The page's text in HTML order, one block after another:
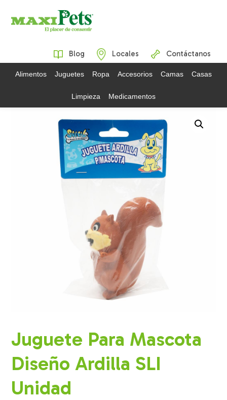
Blog Locales Contáctanos
Alimentos Juguetes Ropa Accesorios Camas Casas
Limpieza Medicamentos
Juguete Para Mascota
Diseño Ardilla SLI
Unidad